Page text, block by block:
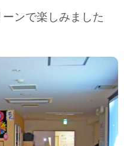
ンで楽しみました